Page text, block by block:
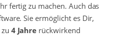
fertig zu machen. Auch das
Sie ermöglicht es Dir,
4 Jahre rückwirkend